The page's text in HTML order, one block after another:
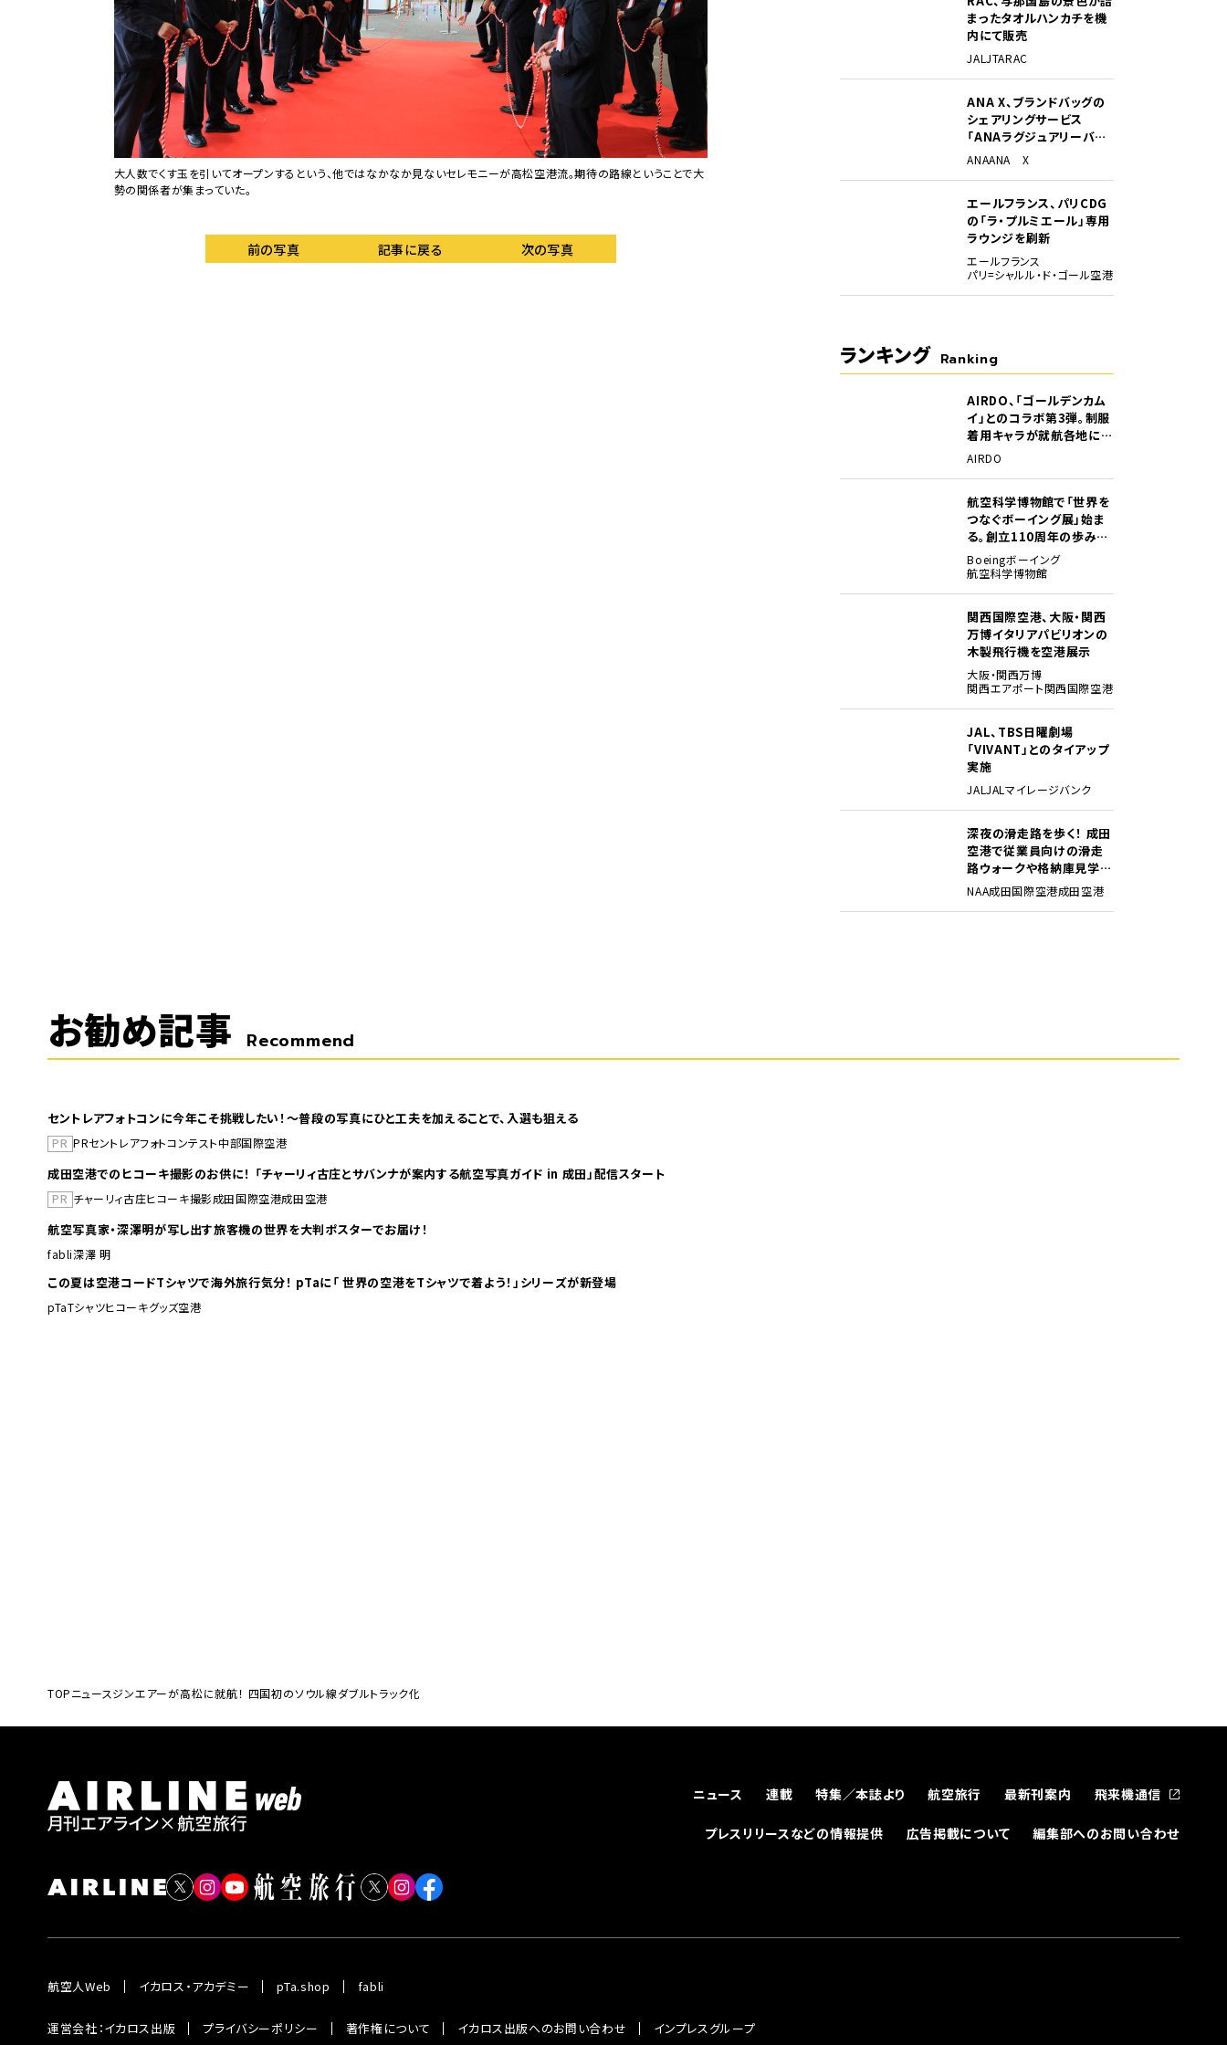
大人数でくす玉を引いてオープンするという、他ではなかなか見ないセレモニーが高松空港流。期待の路線ということで大
勢の関係者が集まっていた。
前の写真 記事に戻る 次の写真
まったタオルハンカチを機
内にて販売
JALJTARAC
ANA X、ブランドバッグの
シェアリングサービス
「ANAラグジュアリーバッ
グ」開始
ANAANA X
エールフランス、パリCDG
の「ラ・プルミエール」専用
ラウンジを刷新
エールフランス
パリ=シャルル・ド・ゴール空港
ランキング Ranking
AIRDO、「ゴールデンカム
イ」とのコラボ第3弾。制服
着用キャラが就航各地に登
場
AIRDO
航空科学博物館で「世界を
つなぐボーイング展」始ま
る。創立110周年の歩みを
貴重な資料でたどる
Boeingボーイング
航空科学博物館
関西国際空港、大阪・関西
万博イタリアパビリオンの
木製飛行機を空港展示
大阪・関西万博
関西エアポート関西国際空港
JAL、TBS日曜劇場
「VIVANT」とのタイアップ
実施
JALJALマイレージバンク
深夜の滑走路を歩く！ 成田
空港で従業員向けの滑走
路ウォークや格納庫見学イ
ベントを初開催
NAA成田国際空港成田空港
お勧め記事 Recommend
セントレアフォトコンに今年こそ挑戦したい！～普段の写真にひと工夫を加えることで、入選も狙える
PR PRセントレアフォトコンテスト中部国際空港
成田空港でのヒコーキ撮影のお供に！ 「チャーリィ古庄とサバンナが案内する航空写真ガイド in 成田」配信スタート
PR チャーリィ古庄ヒコーキ撮影成田国際空港成田空港
航空写真家・深澤明が写し出す旅客機の世界を大判ポスターでお届け！
fabli深澤 明
この夏は空港コードTシャツで海外旅行気分！ pTaに「 世界の空港をTシャツで着よう！」シリーズが新登場
pTaTシャツヒコーキグッズ空港
TOPニュースジンエアーが高松に就航！ 四国初のソウル線ダブルトラック化
ニュース 連載 特集／本誌より 航空旅行 最新刊案内 飛来機通信
プレスリリースなどの情報提供 広告掲載について 編集部へのお問い合わせ
航空人Web イカロス・アカデミー pTa.shop fabli
運営会社：イカロス出版 プライバシーポリシー 著作権について イカロス出版へのお問い合わせ インプレスグループ